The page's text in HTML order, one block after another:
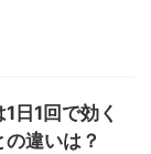
日1回で効く
違いは？